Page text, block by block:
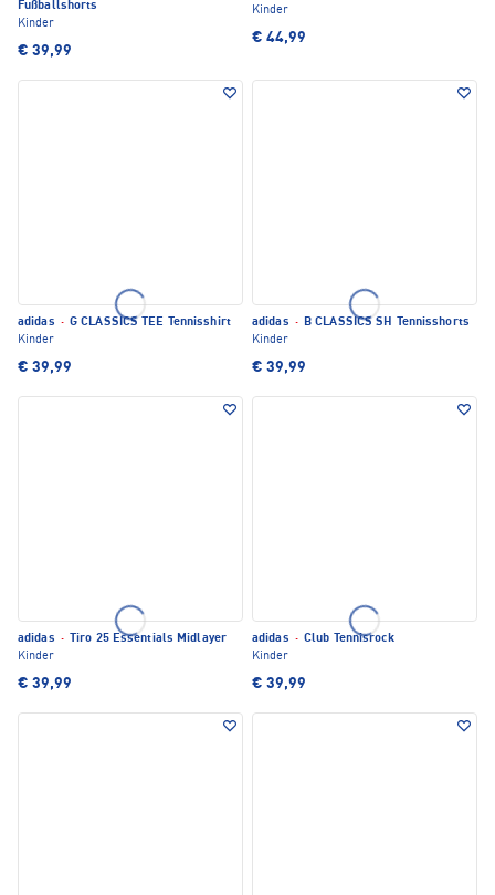
Fußballshorts
Kinder
€ 39,99
Kinder
€ 44,99
adidas · G CLASSICS TEE Tennisshirt
Kinder
€ 39,99
adidas · B CLASSICS SH Tennisshorts
Kinder
€ 39,99
adidas ·
Tiro 25 Essentials Midlayer
Kinder
€ 39,99
adidas · Club Tennisrock
Kinder
€ 39,99